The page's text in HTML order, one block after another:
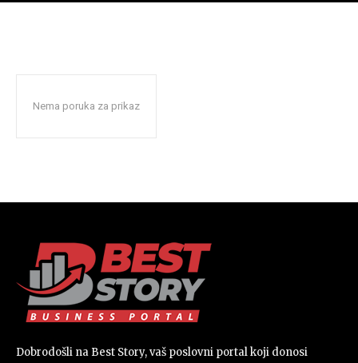
Nema poruka za prikaz
Dobrodošli na Best Story, vaš poslovni portal koji donosi